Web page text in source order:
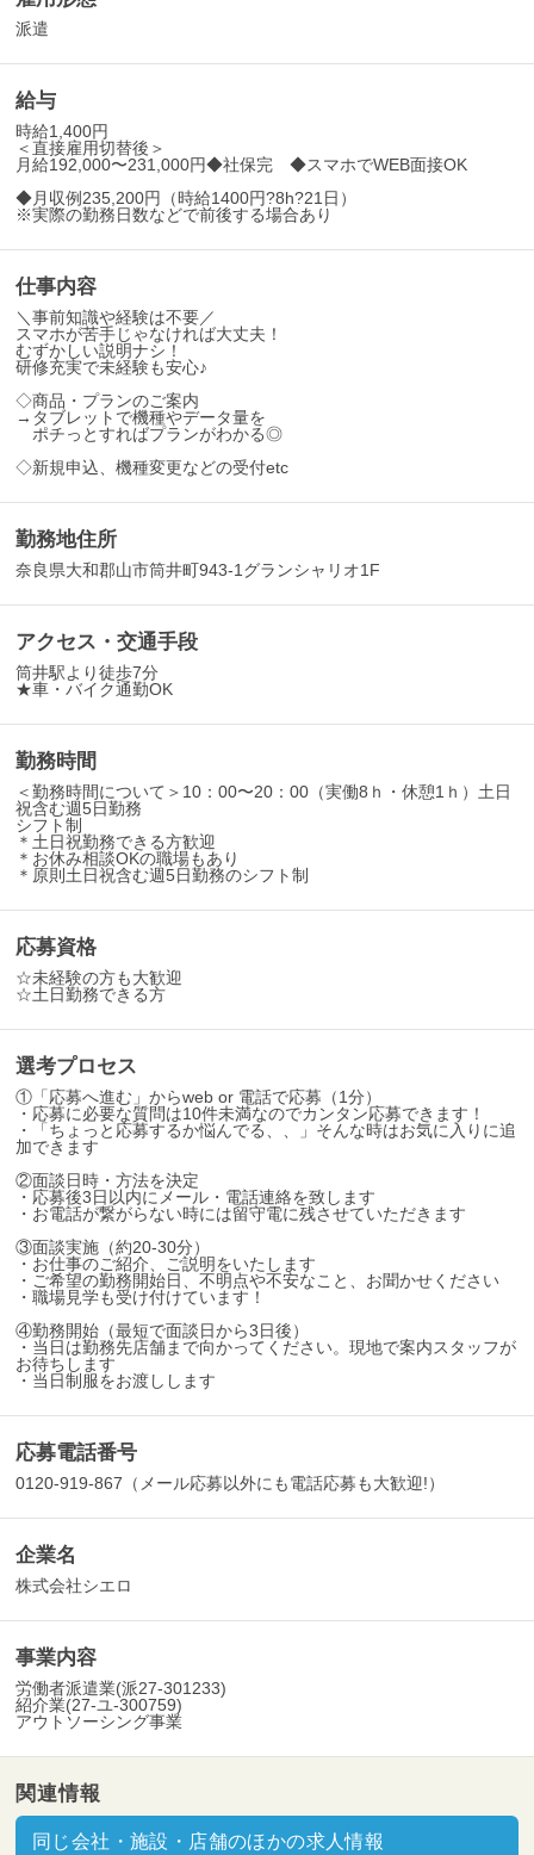
派遣
給与
時給1,400円
＜直接雇用切替後＞
月給192,000〜231,000円◆社保完 ◆スマホでWEB面接OK
◆月収例235,200円（時給1400円?8h?21日）
※実際の勤務日数などで前後する場合あり
仕事内容
＼事前知識や経験は不要／
スマホが苦手じゃなければ大丈夫！
むずかしい説明ナシ！
研修充実で未経験も安心♪
◇商品・プランのご案内
→タブレットで機種やデータ量を
ポチっとすればプランがわかる◎
◇新規申込、機種変更などの受付etc
勤務地住所
奈良県大和郡山市筒井町943-1グランシャリオ1F
アクセス・交通手段
筒井駅より徒歩7分
★車・バイク通勤OK
勤務時間
＜勤務時間について＞10：00〜20：00（実働8ｈ・休憩1ｈ）土日
祝含む週5日勤務
シフト制
＊土日祝勤務できる方歓迎
＊お休み相談OKの職場もあり
＊原則土日祝含む週5日勤務のシフト制
応募資格
☆未経験の方も大歓迎
☆土日勤務できる方
選考プロセス
①「応募へ進む」からweb or 電話で応募（1分）
・応募に必要な質問は10件未満なのでカンタン応募できます！
・「ちょっと応募するか悩んでる、、」そんな時はお気に入りに追
加できます
②面談日時・方法を決定
・応募後3日以内にメール・電話連絡を致します
・お電話が繋がらない時には留守電に残させていただきます
③面談実施（約20-30分）
・お仕事のご紹介、ご説明をいたします
・ご希望の勤務開始日、不明点や不安なこと、お聞かせください
・職場見学も受け付けています！
④勤務開始（最短で面談日から3日後）
・当日は勤務先店舗まで向かってください。現地で案内スタッフが
お待ちします
・当日制服をお渡しします
応募電話番号
0120-919-867（メール応募以外にも電話応募も大歓迎!）
企業名
株式会社シエロ
事業内容
労働者派遣業(派27-301233)
紹介業(27-ユ-300759)
アウトソーシング事業
関連情報
同じ会社・施設・店舗のほかの求人情報